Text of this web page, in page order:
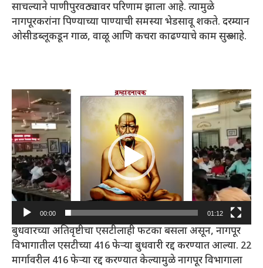
साचल्याने पाणीपुरवठ्यावर परिणाम झाला आहे. त्यामुळे
नागपूरकरांना पिण्याच्या पाण्याची समस्या भेडसावू शकते. दरम्यान
ओसीडब्लूकडून गाळ, वाळू आणि कचरा काढण्याचे काम सुरु आहे.
Video
Player
00:00 01:12
बुधवारच्या अतिवृष्टीचा एसटीलाही फटका बसला असून, नागपूर
विभागातील एसटीच्या 416 फेऱ्या बुधवारी रद्द करण्यात आल्या. 22
मार्गावरील 416 फेऱ्या रद्द करण्यात केल्यामुळे नागपूर विभागाला